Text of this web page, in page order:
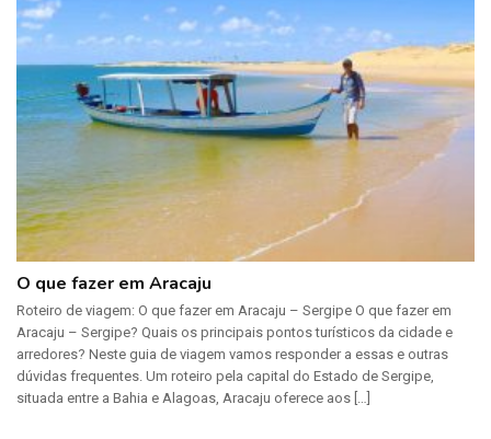
O que fazer em Aracaju
Roteiro de viagem: O que fazer em Aracaju – Sergipe O que fazer em
Aracaju – Sergipe? Quais os principais pontos turísticos da cidade e
arredores? Neste guia de viagem vamos responder a essas e outras
dúvidas frequentes. Um roteiro pela capital do Estado de Sergipe,
situada entre a Bahia e Alagoas, Aracaju oferece aos […]